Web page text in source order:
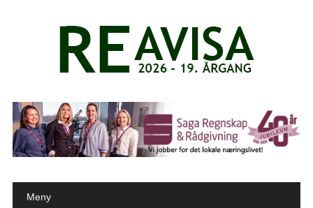
Main menu
Meny